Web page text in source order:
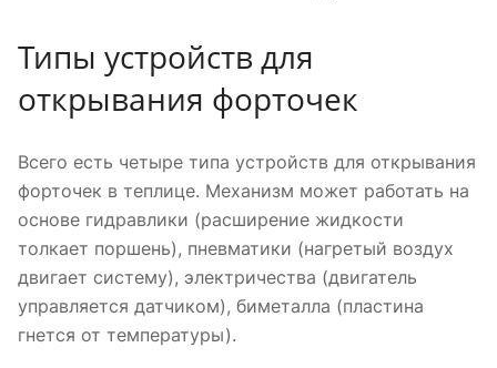
Типы устройств для
открывания форточек
Всего есть четыре типа устройств для открывания
форточек в теплице. Механизм может работать на
основе гидравлики (расширение жидкости
толкает поршень), пневматики (нагретый воздух
двигает систему), электричества (двигатель
управляется датчиком), биметалла (пластина
гнется от температуры).